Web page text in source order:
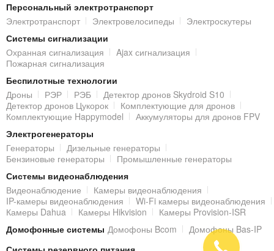
Персональный электротранспорт
Электротранспорт
Электровелосипеды
Электроскутеры
Системы сигнализации
Охранная сигнализация
Ajax сигнализация
Пожарная сигнализация
Беспилотные технологии
Дроны
РЭР РЭБ
Детектор дронов Skydroid S10
Детектор дронов Цукорок
Комплектующие для дронов
Комплектующие Happymodel
Аккумуляторы для дронов FPV
Электрогенераторы
Генераторы
Дизельные генераторы
Бензиновые генераторы
Промышленные генераторы
Системы видеонаблюдения
Видеонаблюдение
Камеры видеонаблюдения
IP-камеры видеонаблюдения
Wi-Fi камеры видеонаблюдения
Камеры Dahua
Камеры Hikvision
Камеры Provision-ISR
Домофонные системы Домофоны Bcom
Домофоны Bas-IP